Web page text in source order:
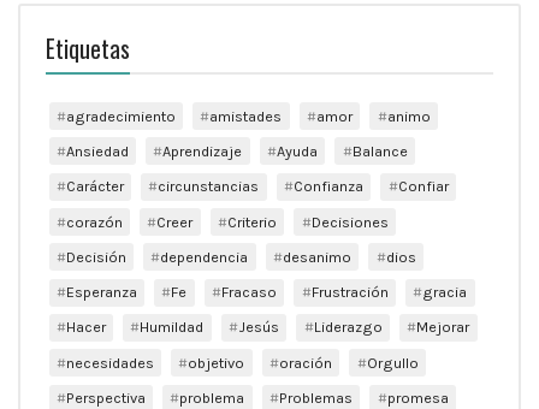
Etiquetas
agradecimiento amistades amor
animo
Ansiedad
Aprendizaje Ayuda
Balance
Carácter
circunstancias Confianza
Confiar
corazón
Creer Criterio
Decisiones
Decisión
dependencia desanimo
dios
Esperanza
Fe Fracaso Frustración
gracia
Hacer
Humildad Jesús Liderazgo
Mejorar
necesidades
objetivo oración
Orgullo
Perspectiva
problema Problemas
promesa